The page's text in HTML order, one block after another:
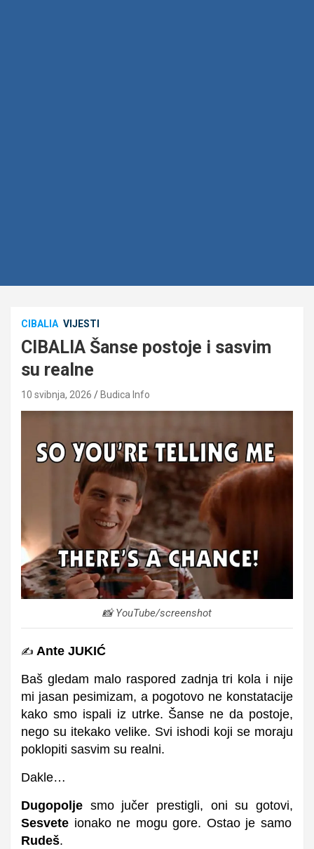
CIBALIA VIJESTI
CIBALIA Šanse postoje i sasvim
su realne
10 svibnja, 2026 Budica Info
📸 YouTube/screenshot
✍️ Ante JUKIĆ
Baš gledam malo raspored zadnja tri kola i nije
mi jasan pesimizam, a pogotovo ne konstatacije
kako smo ispali iz utrke. Šanse ne da postoje,
nego su itekako velike. Svi ishodi koji se moraju
poklopiti sasvim su realni.
Dakle…
Dugopolje smo jučer prestigli, oni su gotovi,
Sesvete ionako ne mogu gore. Ostao je samo
Rudeš.